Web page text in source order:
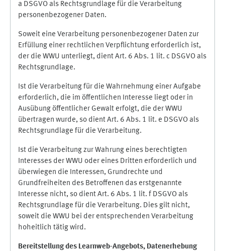
a DSGVO als Rechtsgrundlage für die Verarbeitung
personenbezogener Daten.
Soweit eine Verarbeitung personenbezogener Daten zur
Erfüllung einer rechtlichen Verpflichtung erforderlich ist,
der die WWU unterliegt, dient Art. 6 Abs. 1 lit. c DSGVO als
Rechtsgrundlage.
Ist die Verarbeitung für die Wahrnehmung einer Aufgabe
erforderlich, die im öffentlichen Interesse liegt oder in
Ausübung öffentlicher Gewalt erfolgt, die der WWU
übertragen wurde, so dient Art. 6 Abs. 1 lit. e DSGVO als
Rechtsgrundlage für die Verarbeitung.
Ist die Verarbeitung zur Wahrung eines berechtigten
Interesses der WWU oder eines Dritten erforderlich und
überwiegen die Interessen, Grundrechte und
Grundfreiheiten des Betroffenen das erstgenannte
Interesse nicht, so dient Art. 6 Abs. 1 lit. f DSGVO als
Rechtsgrundlage für die Verarbeitung. Dies gilt nicht,
soweit die WWU bei der entsprechenden Verarbeitung
hoheitlich tätig wird.
Bereitstellung des Learnweb-Angebots, Datenerhebung